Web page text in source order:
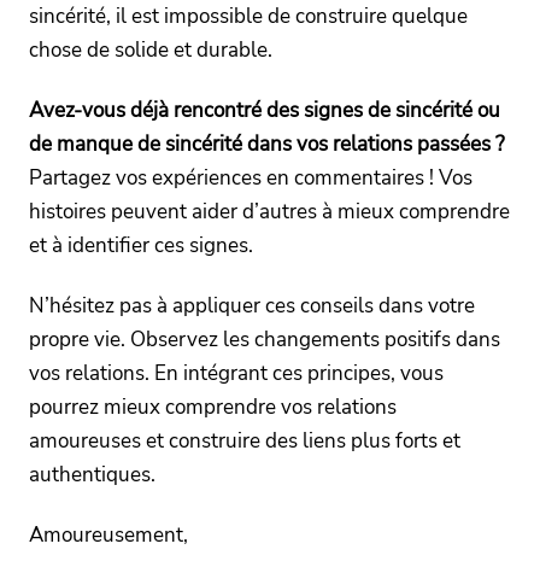
sincérité, il est impossible de construire quelque
chose de solide et durable.
Avez-vous déjà rencontré des signes de sincérité ou
de manque de sincérité dans vos relations passées ?
Partagez vos expériences en commentaires ! Vos
histoires peuvent aider d’autres à mieux comprendre
et à identifier ces signes.
N’hésitez pas à appliquer ces conseils dans votre
propre vie. Observez les changements positifs dans
vos relations. En intégrant ces principes, vous
pourrez mieux comprendre vos relations
amoureuses et construire des liens plus forts et
authentiques.
Amoureusement,